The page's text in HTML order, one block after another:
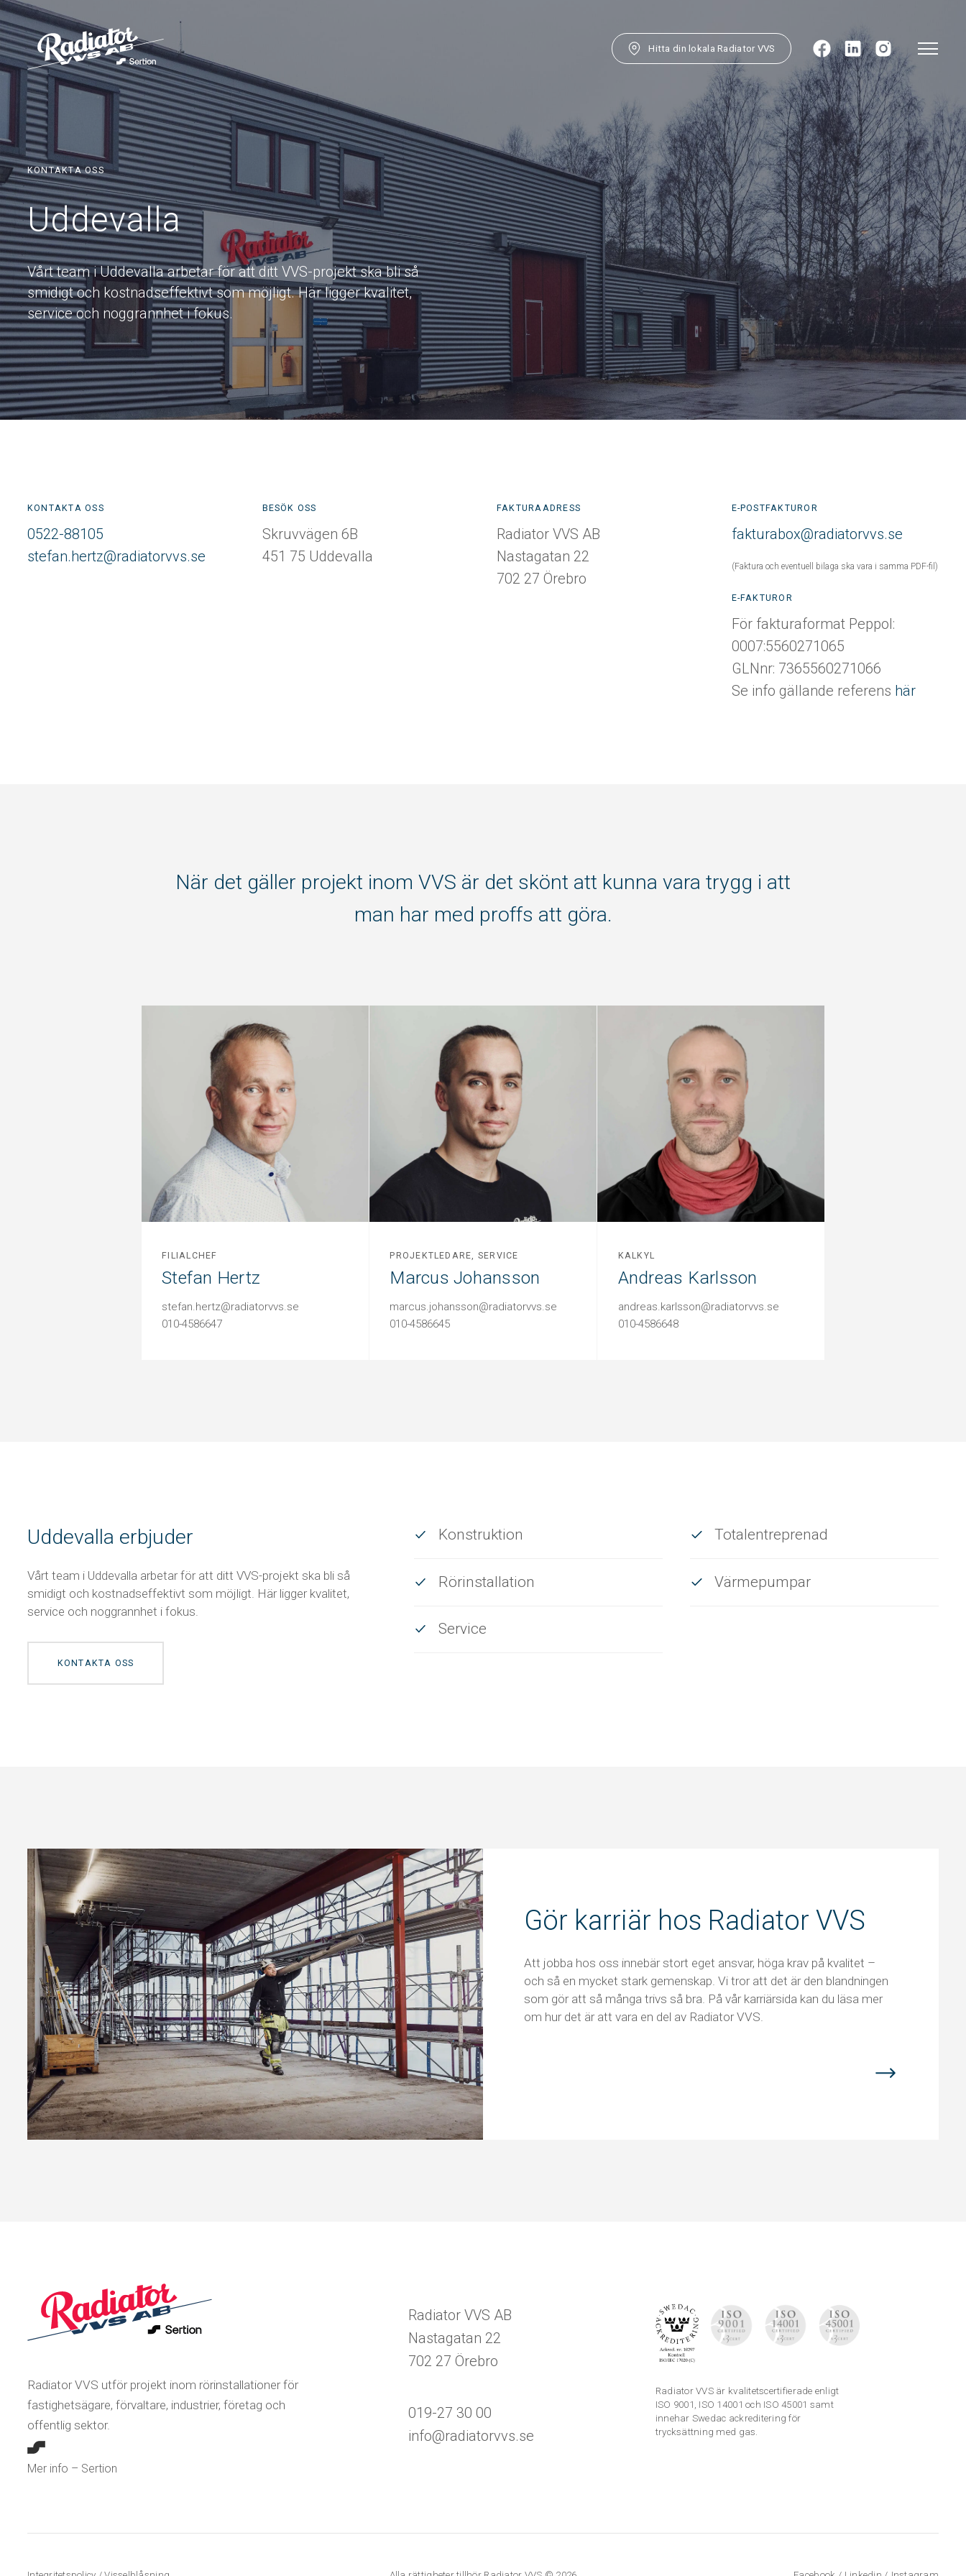
Hitta din lokala Radiator VVS
KONTAKTA OSS
Uddevalla
Vårt team i Uddevalla arbetar för att ditt VVS-projekt ska bli så
smidigt och kostnadseffektivt som möjligt. Här ligger kvalitet,
service och noggrannhet i fokus.
KONTAKTA OSS
0522-88105
stefan.hertz@radiatorvvs.se
BESÖK OSS
Skruvvägen 6B
451 75 Uddevalla
FAKTURAADRESS
Radiator VVS AB
Nastagatan 22
702 27 Örebro
E-POSTFAKTUROR
fakturabox@radiatorvvs.se
(Faktura och eventuell bilaga ska vara i samma PDF-fil)
E-FAKTUROR
För fakturaformat Peppol:
0007:5560271065
GLNnr: 7365560271066
Se info gällande referens här
När det gäller projekt inom VVS är det skönt att kunna vara trygg i att
man har med proffs att göra.
FILIALCHEF
Stefan Hertz
stefan.hertz@radiatorvvs.se
010-4586647
PROJEKTLEDARE, SERVICE
Marcus Johansson
marcus.johansson@radiatorvvs.se
010-4586645
KALKYL
Andreas Karlsson
andreas.karlsson@radiatorvvs.se
010-4586648
Uddevalla erbjuder
Vårt team i Uddevalla arbetar för att ditt VVS-projekt ska bli så
smidigt och kostnadseffektivt som möjligt. Här ligger kvalitet,
service och noggrannhet i fokus.
KONTAKTA OSS
Konstruktion
Rörinstallation
Service
Totalentreprenad
Värmepumpar
Gör karriär hos Radiator VVS
Att jobba hos oss innebär stort eget ansvar, höga krav på kvalitet –
och så en mycket stark gemenskap. Vi tror att det är den blandningen
som gör att så många trivs så bra. På vår karriärsida kan du läsa mer
om hur det är att vara en del av Radiator VVS.
Radiator VVS utför projekt inom rörinstallationer för
fastighetsägare, förvaltare, industrier, företag och
offentlig sektor.
Mer info – Sertion
Radiator VVS AB
Nastagatan 22
702 27 Örebro
019-27 30 00
info@radiatorvvs.se
Radiator VVS är kvalitetscertifierade enligt
ISO 9001, ISO 14001 och ISO 45001 samt
innehar Swedac ackreditering för
trycksättning med gas.